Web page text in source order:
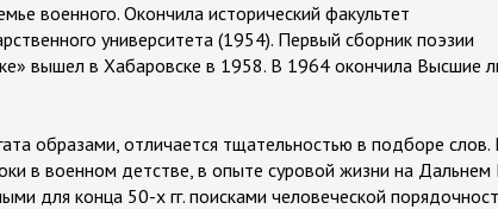
военного. Окончила исторический факультет
университета (1954). Первый сборник поэзии
вышел в Хабаровске в 1958. В 1964 окончила Высшие
образами, отличается тщательностью в подборе слов.
в военном детстве, в опыте суровой жизни на Дальнем
для конца 50-х гг. поисками человеческой